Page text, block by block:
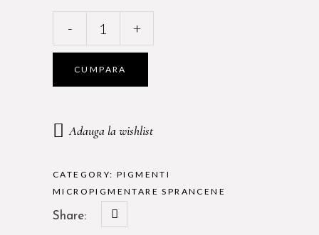
PIGMENT
SPRANCENE
GENTLE
DROP
- +
CUMPARA
Adauga la wishlist
CATEGORY:PIGMENTI
MICROPIGMENTARE SPRANCENE
Share: